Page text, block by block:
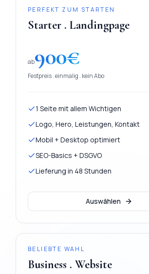
PERFEKT ZUM STARTEN
Starter . Landingpage
ab900€
Festpreis . einmalig . kein Abo
1 Seite mit allem Wichtigen
Logo, Hero, Leistungen, Kontakt
Mobil + Desktop optimiert
SEO-Basics + DSGVO
Lieferung in 48 Stunden
Auswählen
BELIEBTE WAHL
Business . Website